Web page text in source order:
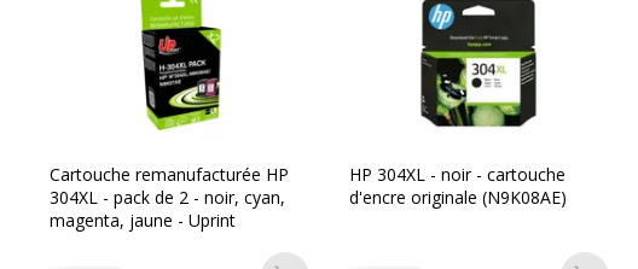
Caractéristiques générales
Caractéristiques générales
Catégorie d'accessoire Consommables
Catégorie de consommable Cartouches
Cartouche remanufacturée HP
304XL - pack de 2 - noir, cyan,
magenta, jaune - Uprint
HP 304XL - noir - cartouche
d'encre originale (N9K08AE)